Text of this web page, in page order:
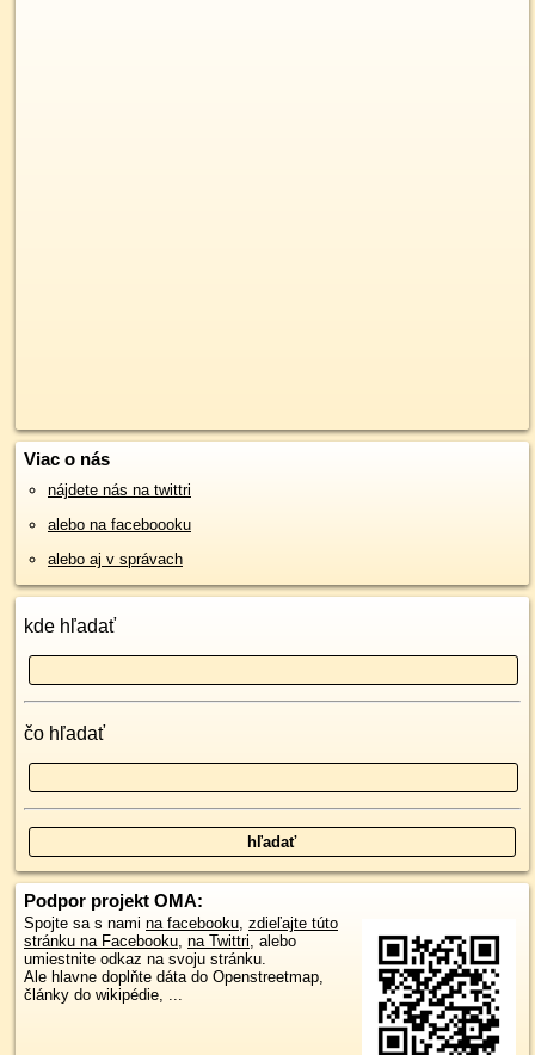
Viac o nás
nájdete nás na twittri
alebo na faceboooku
alebo aj v správach
kde hľadať
čo hľadať
Podpor projekt OMA:
Spojte sa s nami na facebooku, zdieľajte túto
stránku na Facebooku, na Twittri, alebo
umiestnite odkaz na svoju stránku.
Ale hlavne doplňte dáta do Openstreetmap,
články do wikipédie, ...